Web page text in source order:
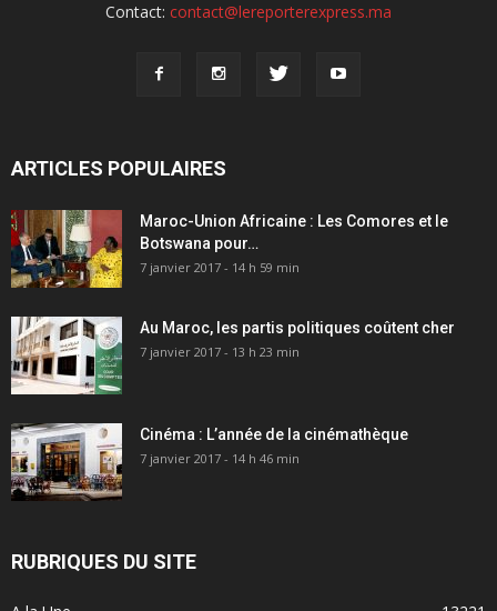
Contact: contact@lereporterexpress.ma
ARTICLES POPULAIRES
Maroc-Union Africaine : Les Comores et le
Botswana pour…
7 janvier 2017 - 14 h 59 min
Au Maroc, les partis politiques coûtent cher
7 janvier 2017 - 13 h 23 min
Cinéma : L’année de la cinémathèque
7 janvier 2017 - 14 h 46 min
RUBRIQUES DU SITE